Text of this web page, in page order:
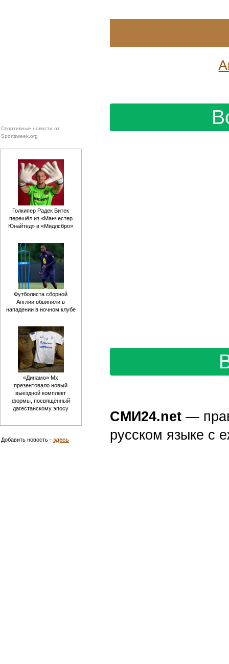
СМИ24.net —
русском языке с
Спортивные новости от
Sportsweek.org
Голкипер Радек Витек
перешёл из «Манчестер
Юнайтед» в «Мидлсбро»
Футболиста сборной
Англии обвинили в
нападении в ночном клубе
«Динамо» Мх
презентовало новый
выездной комплект
формы, посвящённый
дагестанскому эпосу
Добавить новость - здесь